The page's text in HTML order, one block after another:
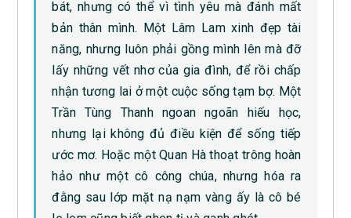
bát, nhưng có thể vì tình yêu mà đánh mất
bản thân mình. Một Lâm Lam xinh đẹp tài
năng, nhưng luôn phải gồng mình lên mà đỡ
lấy những vết nhơ của gia đình, để rồi chấp
nhận tương lai ở một cuộc sống tạm bợ. Một
Trần Tùng Thanh ngoan ngoãn hiếu học,
nhưng lại không đủ điều kiện để sống tiếp
ước mơ. Hoặc một Quan Hà thoạt trông hoàn
hảo như một cô công chúa, nhưng hóa ra
đằng sau lớp mặt nạ nạm vàng ấy là cô bé